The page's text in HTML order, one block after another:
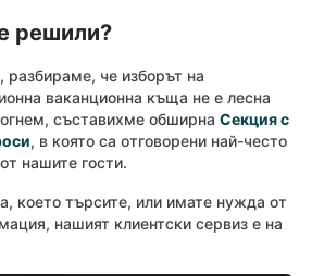
решили?
разбираме, че изборът на
ваканционна къща не е лесна
съставихме обширна Секция с
, в която са отговорени най-често
нашите гости.
което търсите, или имате нужда от
нашият клиентски сервиз е на